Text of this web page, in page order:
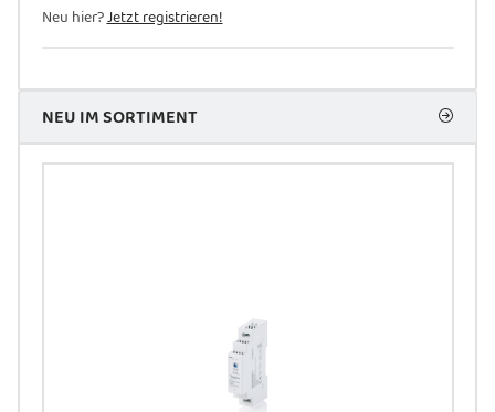
Neu hier?Jetzt registrieren!
NEU IM SORTIMENT